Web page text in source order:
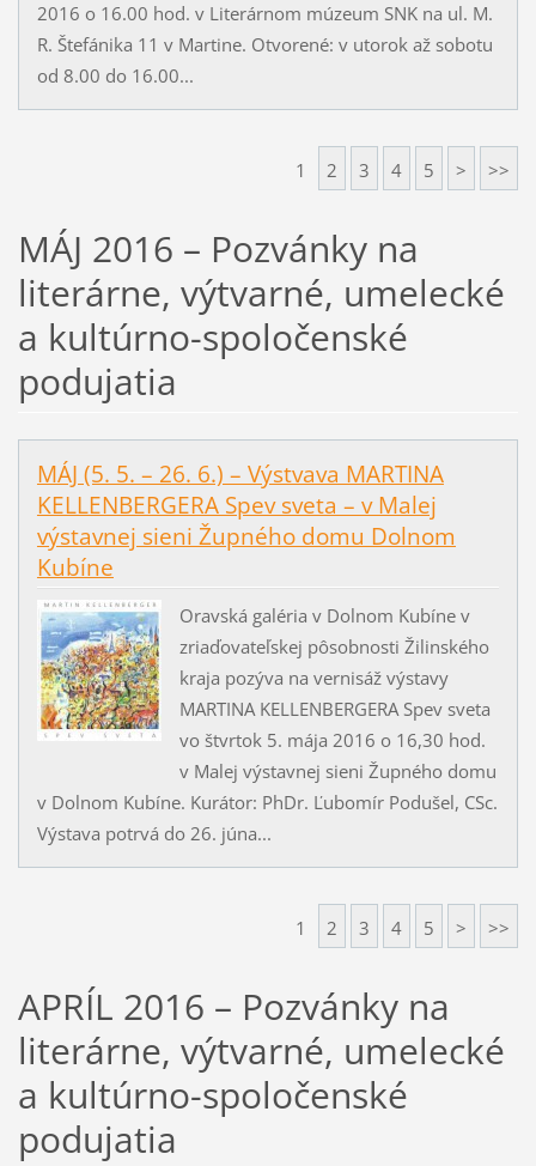
2016 o 16.00 hod. v Literárnom múzeum SNK na ul. M.
R. Štefánika 11 v Martine. Otvorené: v utorok až sobotu
od 8.00 do 16.00...
1 2 3 4 5 > >>
MÁJ 2016 – Pozvánky na
literárne, výtvarné, umelecké
a kultúrno-spoločenské
podujatia
MÁJ (5. 5. – 26. 6.) – Výstvava MARTINA
KELLENBERGERA Spev sveta – v Malej
výstavnej sieni Župného domu Dolnom
Kubíne
Oravská galéria v Dolnom Kubíne v
zriaďovateľskej pôsobnosti Žilinského
kraja pozýva na vernisáž výstavy
MARTINA KELLENBERGERA Spev sveta
vo štvrtok 5. mája 2016 o 16,30 hod.
v Malej výstavnej sieni Župného domu
v Dolnom Kubíne. Kurátor: PhDr. Ľubomír Podušel, CSc.
Výstava potrvá do 26. júna...
1 2 3 4 5 > >>
APRÍL 2016 – Pozvánky na
literárne, výtvarné, umelecké
a kultúrno-spoločenské
podujatia